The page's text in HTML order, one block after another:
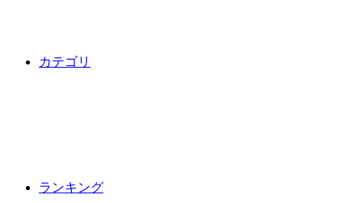
カテゴリ
ランキング